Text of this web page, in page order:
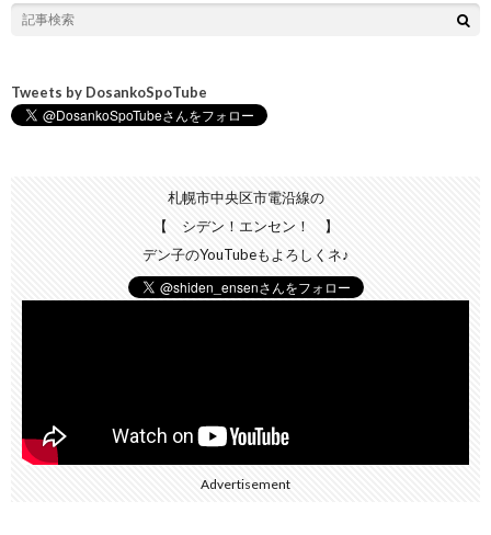
Tweets by DosankoSpoTube
札幌市中央区市電沿線の
【 シデン！エンセン！ 】
デン子のYouTubeもよろしくネ♪
Advertisement